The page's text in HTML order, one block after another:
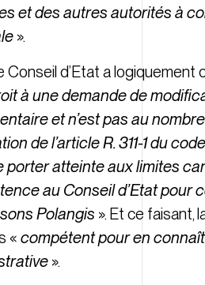
et des autres autorités à
».
Conseil d’Etat a logiquement
à une demande de
et n’est pas au
de l’article R. 311-1 du
porter atteinte aux limites
au Conseil d’Etat pour
Polangis ». Et ce faisant,
« compétent pour en
».